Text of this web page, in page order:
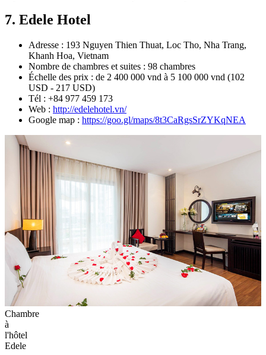
7. Edele Hotel
Adresse : 193 Nguyen Thien Thuat, Loc Tho, Nha Trang,
Khanh Hoa, Vietnam
Nombre de chambres et suites : 98 chambres
Échelle des prix : de 2 400 000 vnd à 5 100 000 vnd (102
USD - 217 USD)
Tél : +84 977 459 173
Web : http://edelehotel.vn/
Google map : https://goo.gl/maps/8t3CaRgsSrZYKqNEA
Chambre
à
l'hôtel
Edele